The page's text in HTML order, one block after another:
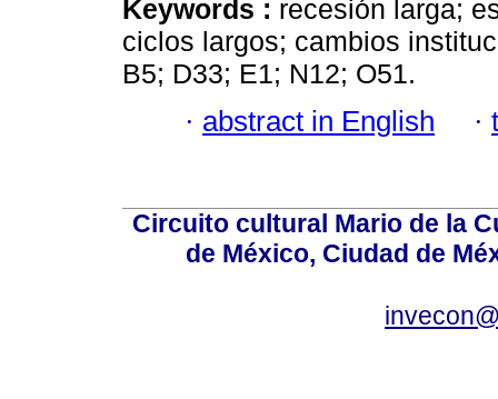
Keywords : recesión larga;
ciclos largos; cambios
B5; D33; E1; N12; O51.
· abstract in English ·
Circuito cultural Mario de la
de México, Ciudad de